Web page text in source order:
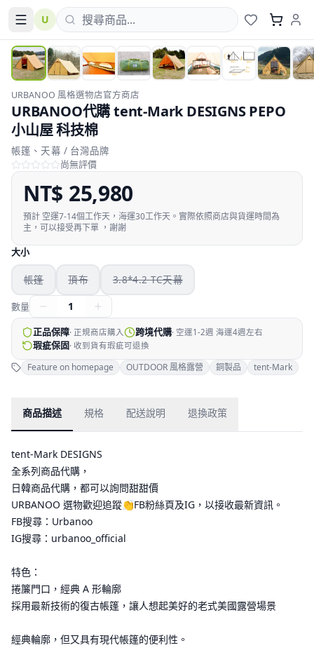
U
已售完
URBANOO 風格選物店官方商店
URBANOO代購 tent-Mark DESIGNS PEPO
小山屋 科技棉
帳篷、天幕 / 台灣品牌
尚無評價
NT$ 25,980
預計 空運7-14個工作天，海運30工作天。實際依照商店與貨運時間為
主，可以接受再下單 ，謝謝
大小
帳篷 頂布 3.8*4.2 TC天幕
數量 1
正品保障· 正規商店購入 跨境代購· 空運1-2週 海運4週左右
瑕疵保固· 收到貨有瑕疵可退換
Feature on homepage OUTDOOR 風格露營 銅製品 tent-Mark
商品描述 規格 配送說明 退換政策
tent-Mark DESIGNS
全系列商品代購，
日韓商品代購，都可以詢問甜甜價
URBANOO 選物歡迎追蹤👏FB粉絲頁及IG，以接收最新資訊。
FB搜尋：Urbanoo
IG搜尋：urbanoo_official
特色：
捲簾門口，經典 A 形輪廓
採用最新技術的復古帳篷，讓人想起美好的老式美國露營場景
經典輪廓，但又具有現代帳篷的便利性。